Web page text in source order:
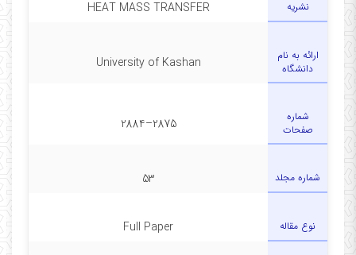
نشریه HEAT MASS TRANSFER
ارائه به نام
دانشگاه
University of Kashan
شماره
صفحات
2875–2884
شماره مجلد 53
نوع مقاله Full Paper